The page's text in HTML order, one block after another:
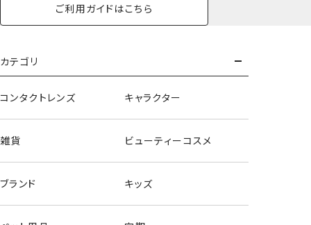
ご利用ガイドはこちら
カテゴリ
コンタクトレンズ キャラクター
雑貨 ビューティーコスメ
ブランド キッズ